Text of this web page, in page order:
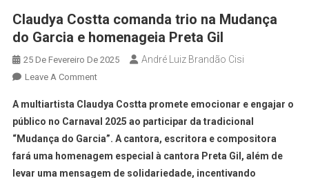
Claudya Costta comanda trio na Mudança
do Garcia e homenageia Preta Gil
25 De Fevereiro De 2025 André Luiz Brandão Cisi
Leave A Comment
A multiartista Claudya Costta promete emocionar e engajar o
público no Carnaval 2025 ao participar da tradicional
“Mudança do Garcia”. A cantora, escritora e compositora
fará uma homenagem especial à cantora Preta Gil, além de
levar uma mensagem de solidariedade, incentivando